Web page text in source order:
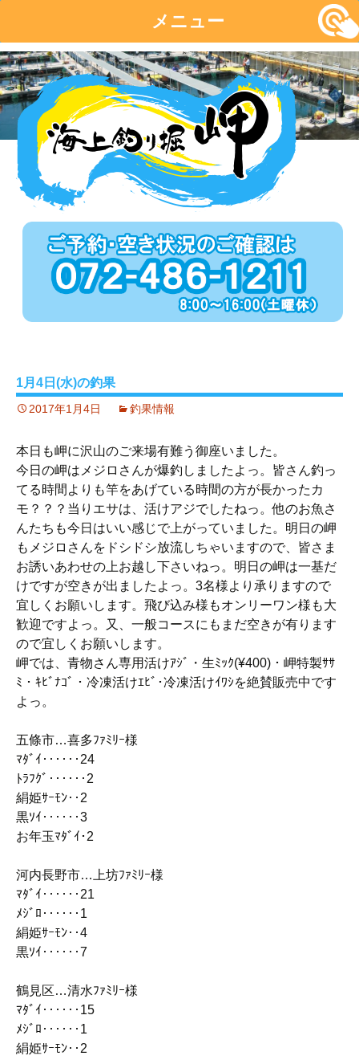
メニュー
コ
ン
テ
ン
1月4日(水)の釣果
2017年1月4日 釣果情報
本日も岬に沢山のご来場有難う御座いました。
今日の岬はメジロさんが爆釣しましたよっ。皆さん釣っ
てる時間よりも竿をあげている時間の方が長かったカ
モ？？？当りエサは、活けアジでしたねっ。他のお魚さ
んたちも今日はいい感じで上がっていました。明日の岬
もメジロさんをドシドシ放流しちゃいますので、皆さま
お誘いあわせの上お越し下さいねっ。明日の岬は一基だ
けですが空きが出ましたよっ。3名様より承りますので
宜しくお願いします。飛び込み様もオンリーワン様も大
歓迎ですよっ。又、一般コースにもまだ空きが有ります
ので宜しくお願いします。
岬では、青物さん専用活けｱｼﾞ・生ﾐｯｸ(¥400)・岬特製ｻｻ
ﾐ・ｷﾋﾞﾅｺﾞ・冷凍活けｴﾋﾞ･冷凍活けｲﾜｼを絶賛販売中です
よっ。
五條市…喜多ﾌｧﾐﾘｰ様
ﾏﾀﾞｲ‥‥‥24
ﾄﾗﾌｸﾞ‥‥‥2
絹姫ｻｰﾓﾝ‥2
黒ｿｲ‥‥‥3
お年玉ﾏﾀﾞｲ･2
河内長野市…上坊ﾌｧﾐﾘｰ様
ﾏﾀﾞｲ‥‥‥21
ﾒｼﾞﾛ‥‥‥1
絹姫ｻｰﾓﾝ‥4
黒ｿｲ‥‥‥7
鶴見区…清水ﾌｧﾐﾘｰ様
ﾏﾀﾞｲ‥‥‥15
ﾒｼﾞﾛ‥‥‥1
絹姫ｻｰﾓﾝ‥2